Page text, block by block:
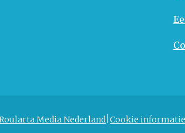
Media Nederland Cookie informatie